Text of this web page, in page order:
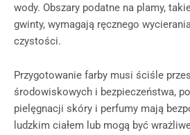
wody. Obszary podatne na plamy,
gwinty, wymagają ręcznego
czystości.
Przygotowanie farby musi ściśle
środowiskowych i bezpieczeństwa,
pielęgnacji skóry i perfumy mają
ludzkim ciałem lub mogą być